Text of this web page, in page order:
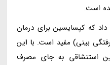
است.
در سال 2015 نشان داد که کپسایسین برای درمان
بینی) مفید است. با این
استنشاقی به جای مصرف